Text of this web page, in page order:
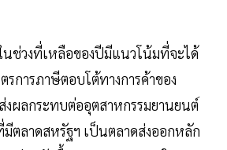
ช่วงที่เหลือของปีมีแนวโน้มที่จะได้
การภาษีตอบโต้ทางการค้าของ
งผลกระทบต่ออุตสาหกรรมยานยนต์
ตลาดสหรัฐฯ เป็นตลาดส่งออกหลัก